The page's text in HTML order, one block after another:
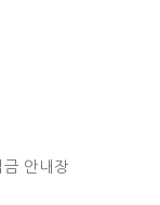
안내장